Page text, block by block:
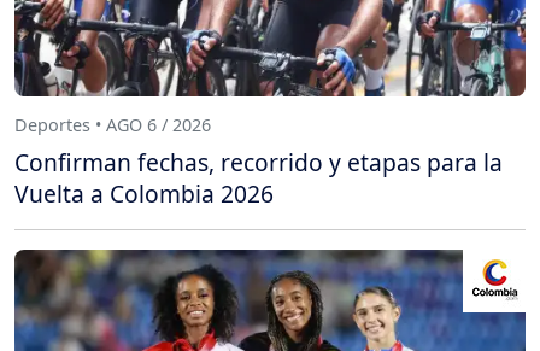
Deportes • AGO 6 / 2026
Confirman fechas, recorrido y etapas para la
Vuelta a Colombia 2026